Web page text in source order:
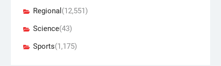
Regional (12,551)
Science(43)
Sports(1,175)